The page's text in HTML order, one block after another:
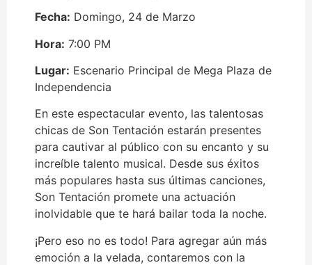
Fecha: Domingo, 24 de Marzo
Hora: 7:00 PM
Lugar: Escenario Principal de Mega Plaza de
Independencia
En este espectacular evento, las talentosas
chicas de Son Tentación estarán presentes
para cautivar al público con su encanto y su
increíble talento musical. Desde sus éxitos
más populares hasta sus últimas canciones,
Son Tentación promete una actuación
inolvidable que te hará bailar toda la noche.
¡Pero eso no es todo! Para agregar aún más
emoción a la velada, contaremos con la